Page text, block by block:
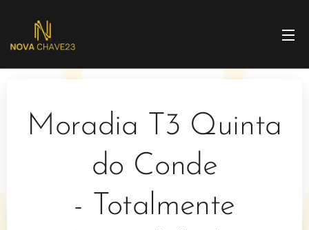
Moradia T3 Quinta
do Conde
- Totalmente